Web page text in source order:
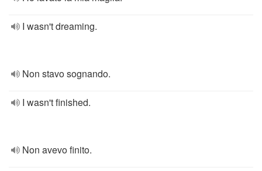
I wasn't dreaming.
Non stavo sognando.
I wasn't finished.
Non avevo finito.